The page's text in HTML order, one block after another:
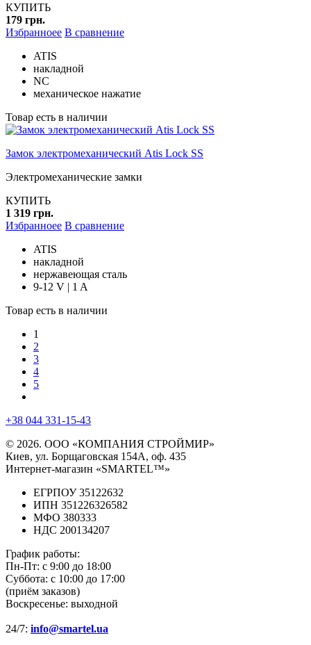
КУПИТЬ
179 грн.
Избранноее В сравнение
ATIS
накладной
NC
механическое нажатие
Товар есть в наличии
Замок электромеханический Atis Lock SS
Электромеханические замки
КУПИТЬ
1 319 грн.
Избранноее В сравнение
ATIS
накладной
нержавеющая сталь
9-12 V | 1 A
Товар есть в наличии
1
2
3
4
5
+38 044 331-15-43
© 2026. ООО «КОМПАНИЯ СТРОЙМИР»
Киев, ул. Борщаговская 154А, оф. 435
Интернет-магазин «SMARTEL™»
ЕГРПОУ 35122632
ИПН 351226326582
МФО 380333
НДС 200134207
График работы:
Пн-Пт: с 9:00 до 18:00
Суббота: с 10:00 до 17:00
(приём заказов)
Воскресенье: выходной
24/7: info@smartel.ua